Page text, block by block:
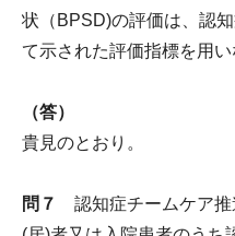
状（BPSD)の評価は、認
て示された評価指標を用い
（答）
貴見のとおり。
問７
認知症チームケア推